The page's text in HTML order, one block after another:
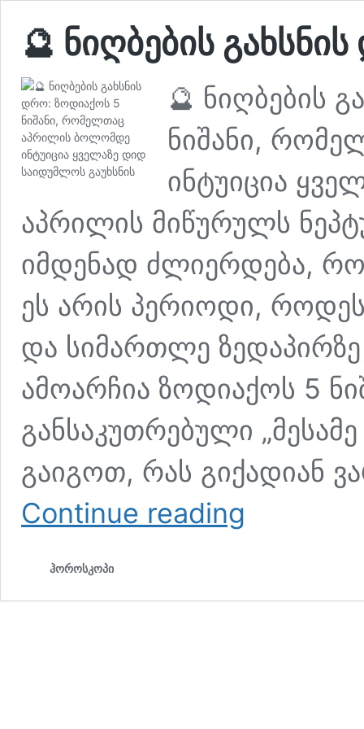
🔮 ნიღბების
🔮 ნიღბების
ნიშანი,
ინტუიცია
აპრილის მიწურულს
იმდენად ძლიერდება,
ეს არის პერიოდი,
და სიმართლე
ამოარჩია ზოდიაქოს 5
განსაკუთრებული
გაიგოთ, რას გიქადიან
Continue reading
ნიშანი
ჰოროსკოპი